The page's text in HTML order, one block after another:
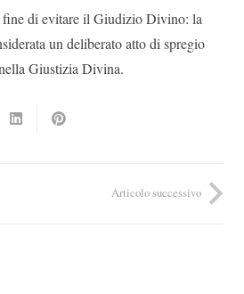
fine di evitare il Giudizio Divino: la
un deliberato atto di spregio
Giustizia Divina.
Articolo successivo